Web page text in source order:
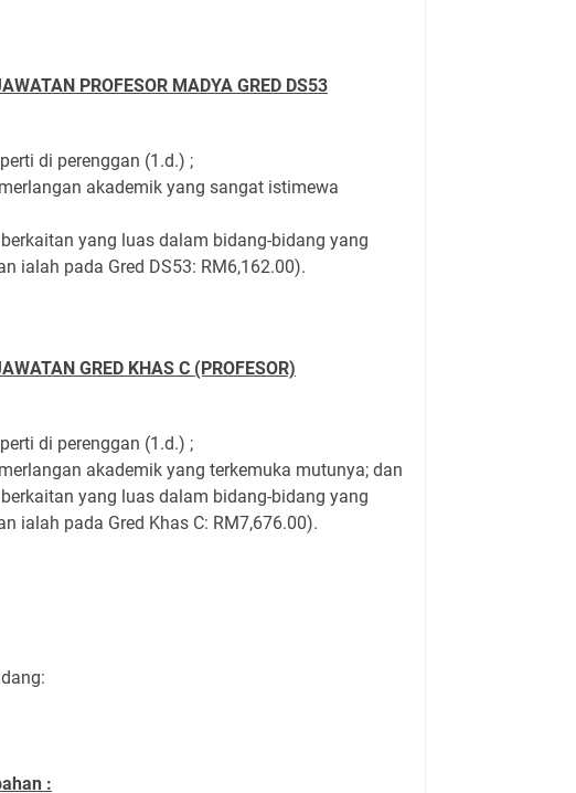
PROFESOR MADYA GRED DS53
di perenggan (1.d.) ;
akademik yang sangat istimewa
yang luas dalam bidang-bidang yang
ialah pada Gred DS53: RM6,162.00).
GRED KHAS C (PROFESOR)
di perenggan (1.d.) ;
akademik yang terkemuka mutunya; dan
yang luas dalam bidang-bidang yang
ialah pada Gred Khas C: RM7,676.00).
: